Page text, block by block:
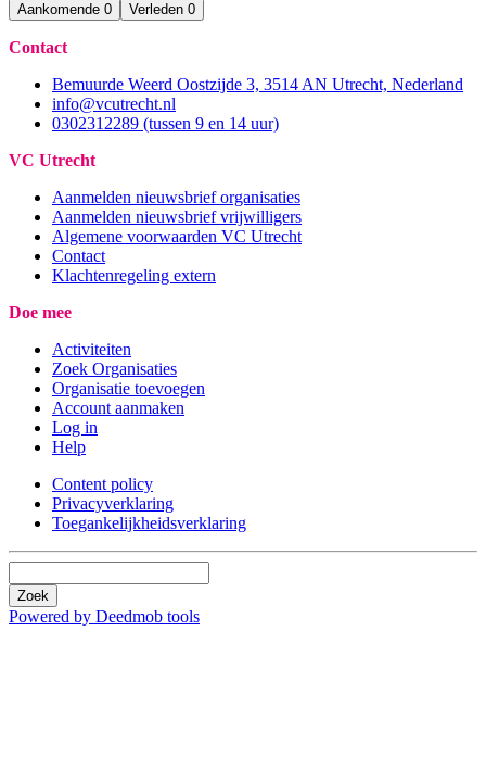
Aankomende 0 Verleden 0
Contact
Bemuurde Weerd Oostzijde 3, 3514 AN Utrecht, Nederland
info@vcutrecht.nl
0302312289 (tussen 9 en 14 uur)
VC Utrecht
Aanmelden nieuwsbrief organisaties
Aanmelden nieuwsbrief vrijwilligers
Algemene voorwaarden VC Utrecht
Contact
Klachtenregeling extern
Doe mee
Activiteiten
Zoek Organisaties
Organisatie toevoegen
Account aanmaken
Log in
Help
Content policy
Privacyverklaring
Toegankelijkheidsverklaring
Zoek
Powered by Deedmob tools